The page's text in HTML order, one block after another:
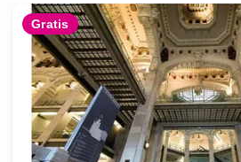
Gratis